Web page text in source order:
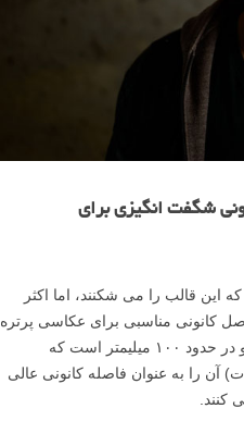
شگفت انگیزی برای
این قالب را می شکنند، اما اکثر
کانونی مناسبی برای عکاسی پرتره
هستند. رایج ترین فاصله کانونی ماکرو در حدود ۱۰۰ میلیمتر است که
آن را به عنوان فاصله کانونی عالی
کنند.